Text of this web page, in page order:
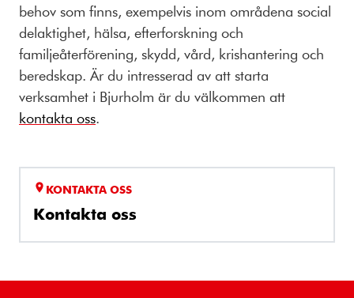
behov som finns, exempelvis inom områdena social
delaktighet, hälsa, efterforskning och
familjeåterförening, skydd, vård, krishantering och
beredskap. Är du intresserad av att starta
verksamhet i Bjurholm är du välkommen att
kontakta oss.
KONTAKTA OSS
Kontakta oss